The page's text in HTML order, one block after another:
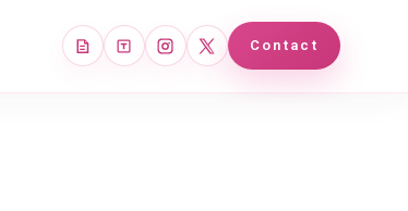
note Tales Instagram
X Contact